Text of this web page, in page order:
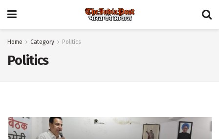
Home Category Politics
Politics